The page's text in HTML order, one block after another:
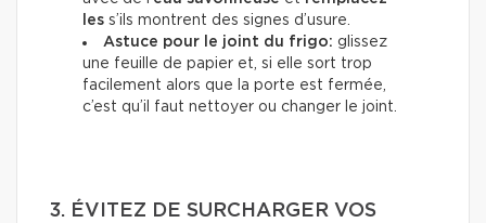
les s’ils montrent des signes d’usure.
Astuce pour le joint du frigo: glissez
une feuille de papier et, si elle sort trop
facilement alors que la porte est fermée,
c’est qu’il faut nettoyer ou changer le joint.
3. ÉVITEZ DE SURCHARGER VOS